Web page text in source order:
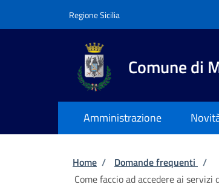
Regione Sicilia
Comune di
Amministrazione
Briciole di pane
Home / Domande frequenti /
Come faccio ad accedere ai